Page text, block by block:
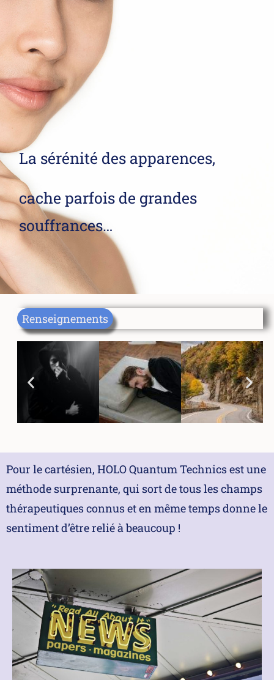
La sérénité des apparences,
cache parfois de grandes
souffrances…
Renseignements
Pour le cartésien, HOLO Quantum Technics est une
méthode surprenante, qui sort de tous les champs
thérapeutiques connus et en même temps donne le
sentiment d’être relié à beaucoup !